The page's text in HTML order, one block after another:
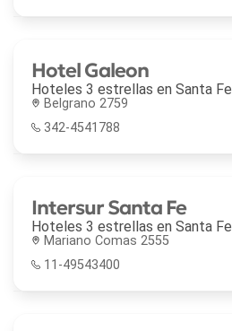
Hotel Galeon
Hoteles 3 estrellas en Santa Fe
Belgrano 2759
342-4541788
Intersur Santa Fe
Hoteles 3 estrellas en Santa Fe
Mariano Comas 2555
11-49543400